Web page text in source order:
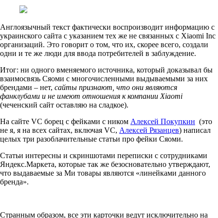
Англоязычный текст фактически воспроизводит информацию с
украинского сайта с указанием тех же не связанных с Xiaomi Inc
организаций. Это говорит о том, что их, скорее всего, создали
одни и те же люди для ввода потребителей в заблуждение.
Итог: ни одного вменяемого источника, который доказывал бы
взаимосвязь Сяоми с многочисленными выдываемыми за них
брендами – нет, сайты признают, что они являются
фанклубами и не имеют отношения к компании Xiaomi
(чеченский сайт оставляю на сладкое).
На сайте VC борец с фейками с ником Алексей Покупкин (это
не я, я на всех сайтах, включая VC, Алексей Рязанцев) написал
целых три разоблачительные статьи про фейки Сяоми.
Статьи интересны и скриншотами переписки с сотрудниками
Яндекс.Маркета, которые так же безосновательно утверждают,
что выдаваемые за Ми товары являются «линейками данного
бренда».
Странным образом, все эти карточки ведут исключительно на